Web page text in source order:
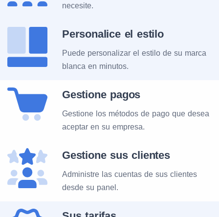
necesite.
Personalice el estilo
Puede personalizar el estilo de su marca
blanca en minutos.
Gestione pagos
Gestione los métodos de pago que desea
aceptar en su empresa.
Gestione sus clientes
Administre las cuentas de sus clientes
desde su panel.